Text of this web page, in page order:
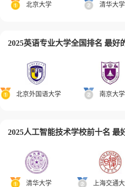
北京大学 清华大学
2025英语专业大学全国排名 最好
北京外国语大学 南京大学
2025人工智能技术学校前十名 最
清华大学 上海交通